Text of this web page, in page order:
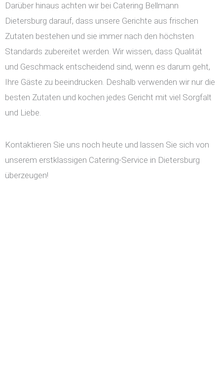
Darüber hinaus achten wir bei Catering Bellmann
Dietersburg darauf, dass unsere Gerichte aus frischen
Zutaten bestehen und sie immer nach den höchsten
Standards zubereitet werden. Wir wissen, dass Qualität
und Geschmack entscheidend sind, wenn es darum geht,
Ihre Gäste zu beeindrucken. Deshalb verwenden wir nur die
besten Zutaten und kochen jedes Gericht mit viel Sorgfalt
und Liebe.
Kontaktieren Sie uns noch heute und lassen Sie sich von
unserem erstklassigen Catering-Service in Dietersburg
überzeugen!